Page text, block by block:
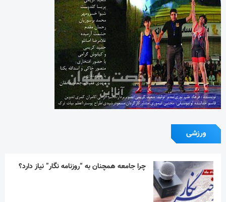
ورزشی
چرا جامعه همچنان به “روزنامه نگار” نیاز دارد؟